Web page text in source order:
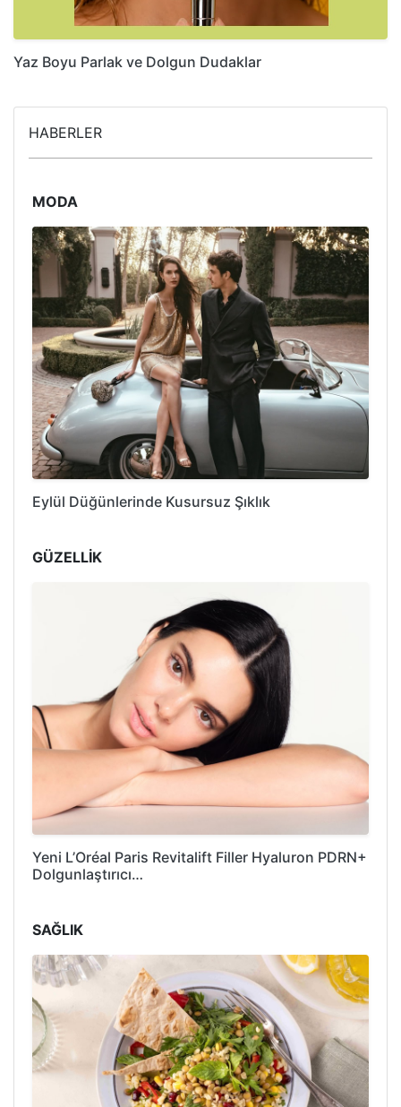
Yaz Boyu Parlak ve Dolgun Dudaklar
HABERLER
MODA
Eylül Düğünlerinde Kusursuz Şıklık
GÜZELLİK
Yeni L’Oréal Paris Revitalift Filler Hyaluron PDRN+
Dolgunlaştırıcı…
SAĞLIK